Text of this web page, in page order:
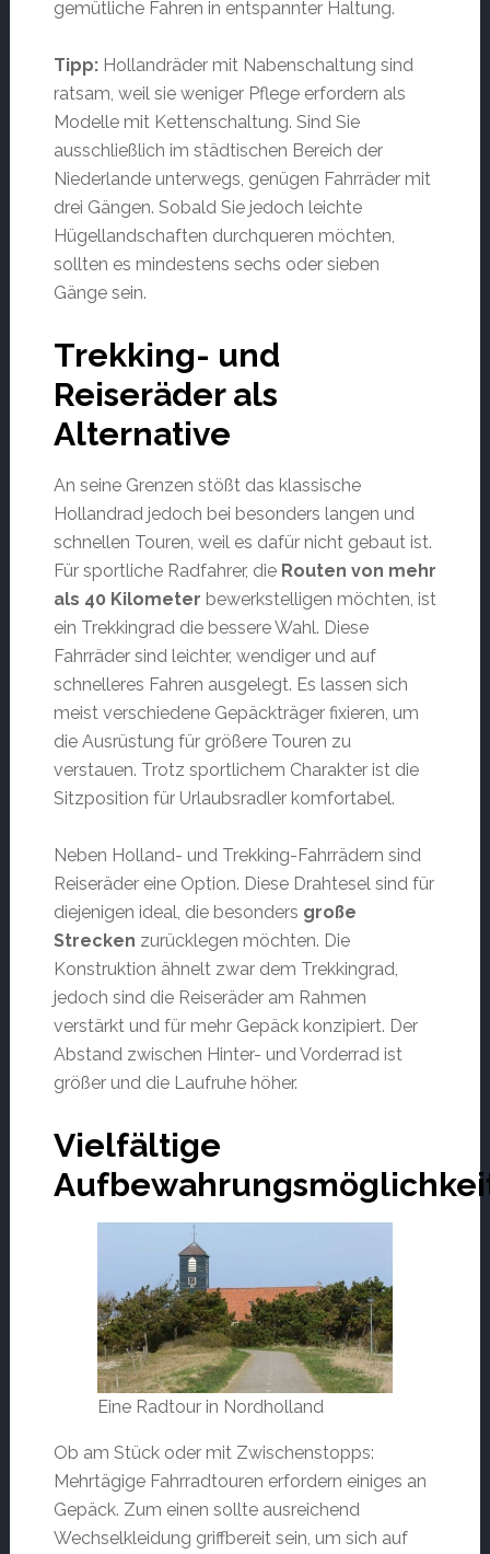
gemütliche Fahren in entspannter Haltung.
Tipp:Hollandräder mit Nabenschaltung sind
ratsam, weil sie weniger Pflege erfordern als
Modelle mit Kettenschaltung. Sind Sie
ausschließlich im städtischen Bereich der
Niederlande unterwegs, genügen Fahrräder mit
drei Gängen. Sobald Sie jedoch leichte
Hügellandschaften durchqueren möchten,
sollten es mindestens sechs oder sieben
Gänge sein.
Trekking- und
Reiseräder als
Alternative
An seine Grenzen stößt das klassische
Hollandrad jedoch bei besonders langen und
schnellen Touren, weil es dafür nicht gebaut ist.
Für sportliche Radfahrer, die Routen von mehr
als 40 Kilometer bewerkstelligen möchten, ist
ein Trekkingrad die bessere Wahl. Diese
Fahrräder sind leichter, wendiger und auf
schnelleres Fahren ausgelegt. Es lassen sich
meist verschiedene Gepäckträger fixieren, um
die Ausrüstung für größere Touren zu
verstauen. Trotz sportlichem Charakter ist die
Sitzposition für Urlaubsradler komfortabel.
Neben Holland- und Trekking-Fahrrädern sind
Reiseräder eine Option. Diese Drahtesel sind für
diejenigen ideal, die besonders große
Strecken zurücklegen möchten. Die
Konstruktion ähnelt zwar dem Trekkingrad,
jedoch sind die Reiseräder am Rahmen
verstärkt und für mehr Gepäck konzipiert. Der
Abstand zwischen Hinter- und Vorderrad ist
größer und die Laufruhe höher.
Vielfältige
Eine Radtour in Nordholland
Ob am Stück oder mit Zwischenstopps:
Mehrtägige Fahrradtouren erfordern einiges an
Gepäck. Zum einen sollte ausreichend
Wechselkleidung griffbereit sein, um sich auf